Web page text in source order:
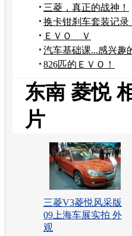
三菱，真正的战神！
换卡钳刹车套装记录
ＥＶＯ Ｖ
汽车基础课...感兴趣
826匹的ＥＶＯ！
东南 菱悦
片
三菱V3菱悦风采版
09上海车展实拍 外
观